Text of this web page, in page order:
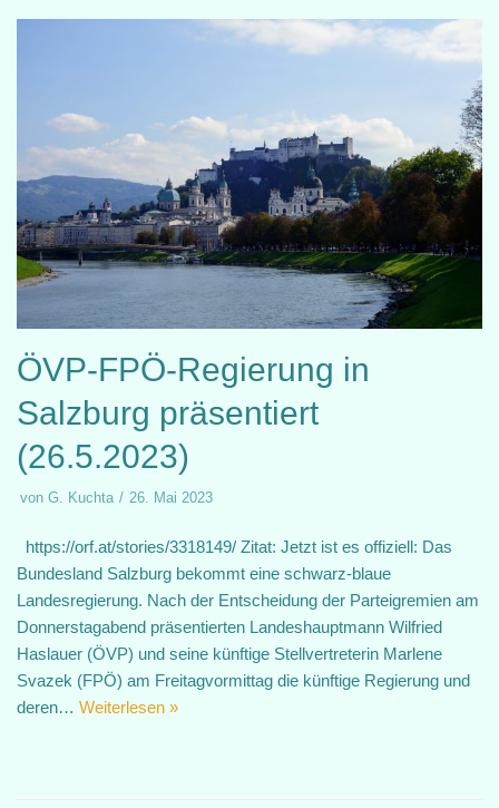
ÖVP-FPÖ-Regierung in
Salzburg präsentiert
(26.5.2023)
von G. Kuchta 26. Mai 2023
https://orf.at/stories/3318149/ Zitat: Jetzt ist es offiziell: Das
Bundesland Salzburg bekommt eine schwarz-blaue
Landesregierung. Nach der Entscheidung der Parteigremien am
Donnerstagabend präsentierten Landeshauptmann Wilfried
Haslauer (ÖVP) und seine künftige Stellvertreterin Marlene
Svazek (FPÖ) am Freitagvormittag die künftige Regierung und
deren… Weiterlesen »